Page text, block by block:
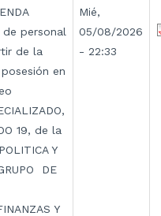
personal
de la
en
19, de la
Y
DE
Y
Mié,
05/08/2026
- 22:33